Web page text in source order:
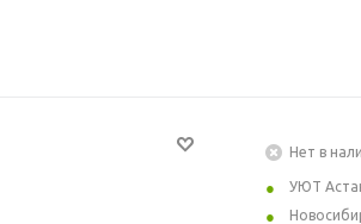
Нет в
УЮТ